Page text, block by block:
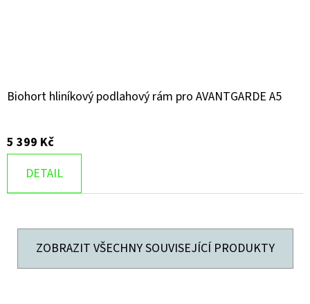
Biohort hliníkový podlahový rám pro AVANTGARDE A5
5 399 Kč
DETAIL
ZOBRAZIT VŠECHNY SOUVISEJÍCÍ PRODUKTY